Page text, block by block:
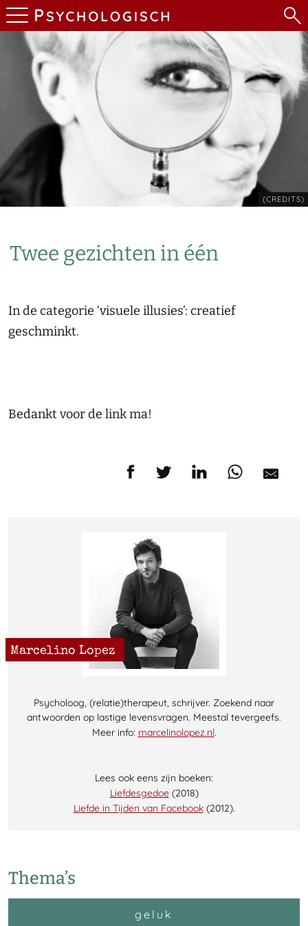
(CREDITS)
Twee gezichten in één
In de categorie ‘visuele illusies’: creatief
geschminkt.
Bedankt voor de link ma!
Marcelino Lopez
Psycholoog, (relatie)therapeut, schrijver. Zoekend naar
antwoorden op lastige levensvragen. Meestal tevergeefs.
Meer info: marcelinolopez.nl.
Lees ook eens zijn boeken:
Liefdesgedoe(2018)
Liefde in Tijden van Facebook(2012).
Thema’s
geluk